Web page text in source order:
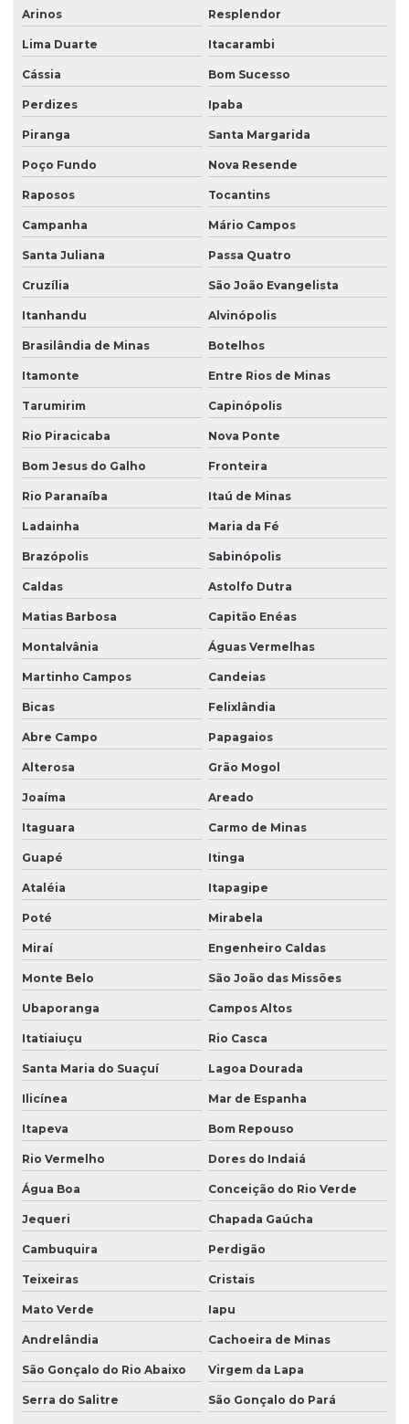
Arinos Resplendor
Lima Duarte Itacarambi
Cássia Bom Sucesso
Perdizes Ipaba
Piranga Santa Margarida
Poço Fundo Nova Resende
Raposos Tocantins
Campanha Mário Campos
Santa Juliana Passa Quatro
Cruzília São João Evangelista
Itanhandu Alvinópolis
Brasilândia de Minas Botelhos
Itamonte Entre Rios de Minas
Tarumirim Capinópolis
Rio Piracicaba Nova Ponte
Bom Jesus do Galho Fronteira
Rio Paranaíba Itaú de Minas
Ladainha Maria da Fé
Brazópolis Sabinópolis
Caldas Astolfo Dutra
Matias Barbosa Capitão Enéas
Montalvânia Águas Vermelhas
Martinho Campos Candeias
Bicas Felixlândia
Abre Campo Papagaios
Alterosa Grão Mogol
Joaíma Areado
Itaguara Carmo de Minas
Guapé Itinga
Ataléia Itapagipe
Poté Mirabela
Miraí Engenheiro Caldas
Monte Belo São João das Missões
Ubaporanga Campos Altos
Itatiaiuçu Rio Casca
Santa Maria do Suaçuí Lagoa Dourada
Ilicínea Mar de Espanha
Itapeva Bom Repouso
Rio Vermelho Dores do Indaiá
Água Boa Conceição do Rio Verde
Jequeri Chapada Gaúcha
Cambuquira Perdigão
Teixeiras Cristais
Mato Verde Iapu
Andrelândia Cachoeira de Minas
São Gonçalo do Rio Abaixo Virgem da Lapa
Serra do Salitre São Gonçalo do Pará